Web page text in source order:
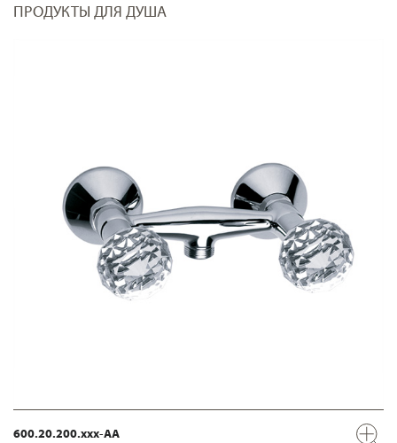
ПРОДУКТЫ ДЛЯ ДУША
600.20.200.xxx-AA